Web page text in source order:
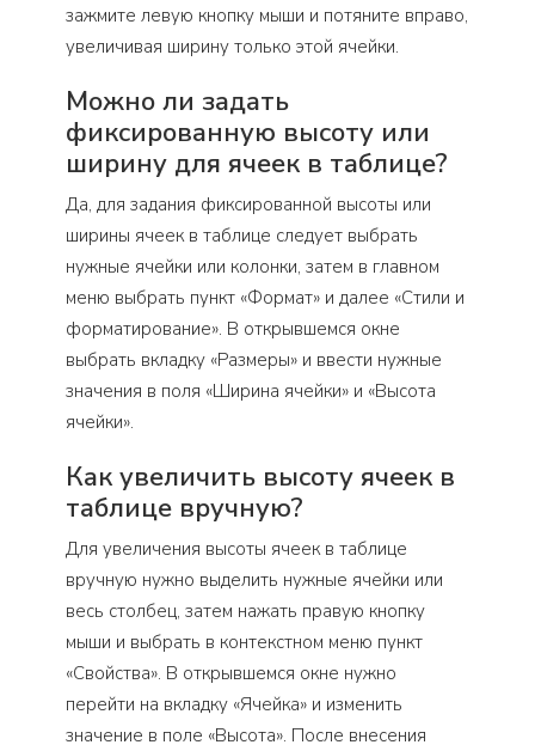
зажмите левую кнопку мыши и потяните вправо,
увеличивая ширину только этой ячейки.
Можно ли задать
фиксированную высоту или
ширину для ячеек в таблице?
Да, для задания фиксированной высоты или
ширины ячеек в таблице следует выбрать
нужные ячейки или колонки, затем в главном
меню выбрать пункт «Формат» и далее «Стили и
форматирование». В открывшемся окне
выбрать вкладку «Размеры» и ввести нужные
значения в поля «Ширина ячейки» и «Высота
ячейки».
Как увеличить высоту ячеек в
таблице вручную?
Для увеличения высоты ячеек в таблице
вручную нужно выделить нужные ячейки или
весь столбец, затем нажать правую кнопку
мыши и выбрать в контекстном меню пункт
«Свойства». В открывшемся окне нужно
перейти на вкладку «Ячейка» и изменить
значение в поле «Высота». После внесения